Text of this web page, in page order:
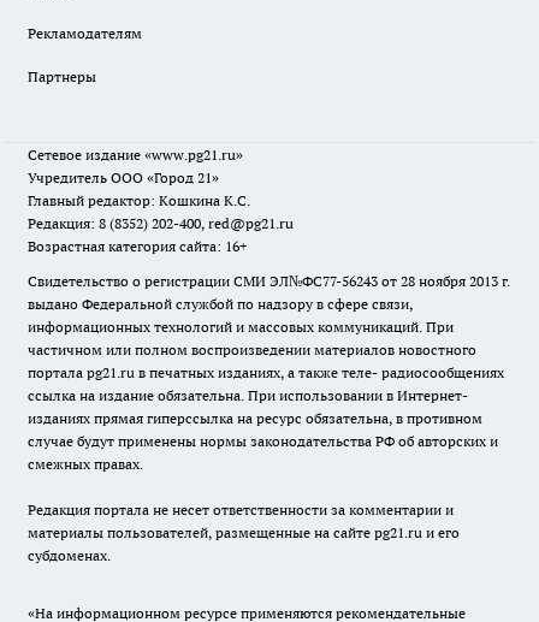
Рекламодателям
Партнеры
Сетевое издание «www.pg21.ru»
Учредитель ООО «Город 21»
Главный редактор: Кошкина К.С.
Редакция: 8 (8352) 202-400, red@pg21.ru
Возрастная категория сайта: 16+
Свидетельство о регистрации СМИ ЭЛ№ФС77-56243 от 28 ноября 2013 г.
выдано Федеральной службой по надзору в сфере связи,
информационных технологий и массовых коммуникаций. При
частичном или полном воспроизведении материалов новостного
портала pg21.ru в печатных изданиях, а также теле- радиосообщениях
ссылка на издание обязательна. При использовании в Интернет-
изданиях прямая гиперссылка на ресурс обязательна, в противном
случае будут применены нормы законодательства РФ об авторских и
смежных правах.
Редакция портала не несет ответственности за комментарии и
материалы пользователей, размещенные на сайте pg21.ru и его
субдоменах.
«На информационном ресурсе применяются рекомендательные